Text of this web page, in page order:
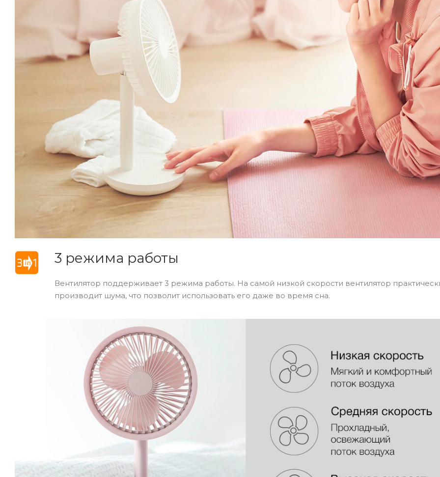
3 режима работы
Вентилятор поддерживает 3 режима работы. На самой низкой скорости вентилятор
производит шума, что позволит использовать его даже во время сна.